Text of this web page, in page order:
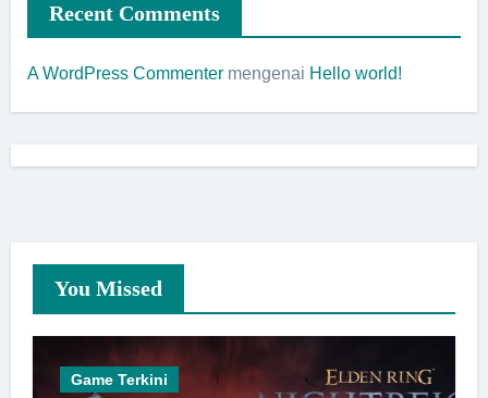
Recent Comments
A WordPress Commentermengenai Hello world!
You Missed
Game Terkini